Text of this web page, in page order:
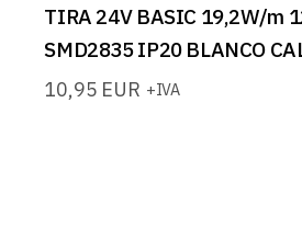
TIRA 24V BASIC 19,2W/m
SMD2835 IP20 BLANCO
10,95 EUR +IVA